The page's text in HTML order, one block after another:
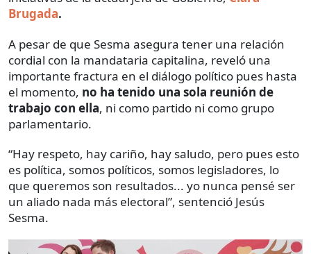
Brugada.
A pesar de que Sesma asegura tener una relación
cordial con la mandataria capitalina, reveló una
importante fractura en el diálogo político pues hasta
el momento, no ha tenido una sola reunión de
trabajo con ella, ni como partido ni como grupo
parlamentario.
“Hay respeto, hay cariño, hay saludo, pero pues esto
es política, somos políticos, somos legisladores, lo
que queremos son resultados... yo nunca pensé ser
un aliado nada más electoral”, sentenció Jesús
Sesma.